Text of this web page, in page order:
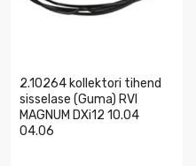
2.10264 kollektori tihend
sisselase (Guma) RVI
MAGNUM DXi12 10.04
04.06